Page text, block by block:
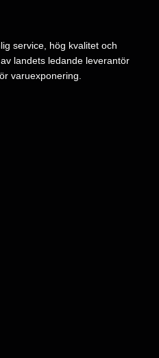
service, hög kvalitet och
landets ledande leverantör
varuexponering.